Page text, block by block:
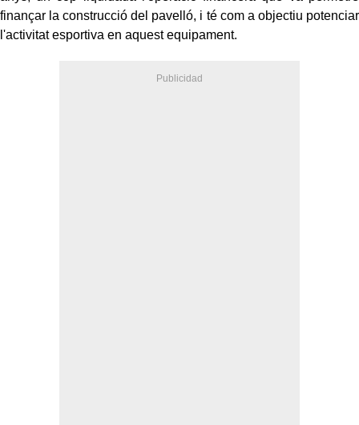
finançar la construcció del pavelló, i té com a objectiu potenciar
l'activitat esportiva en aquest equipament.